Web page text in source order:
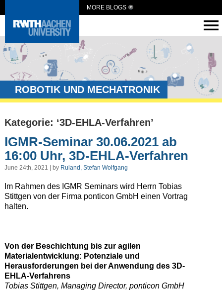
MORE BLOGS
ROBOTIK UND MECHATRONIK
Kategorie: ‘3D-EHLA-Verfahren’
IGMR-Seminar 30.06.2021 ab
16:00 Uhr, 3D-EHLA-Verfahren
June 24th, 2021 | by Ruland, Stefan Wolfgang
Im Rahmen des IGMR Seminars wird Herrn Tobias
Stittgen von der Firma ponticon GmbH einen Vortrag
halten.
Von der Beschichtung bis zur agilen
Materialentwicklung: Potenziale und
Herausforderungen bei der Anwendung des 3D-
EHLA-Verfahrens
Tobias Stittgen, Managing Director, ponticon GmbH